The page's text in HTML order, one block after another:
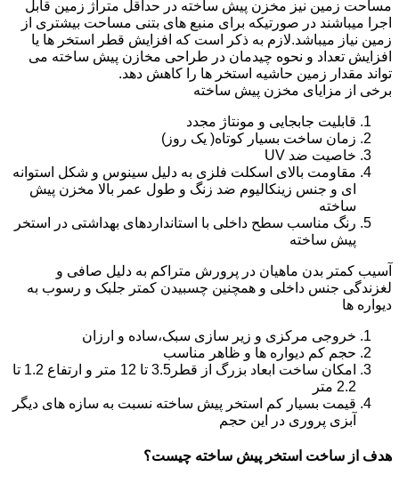
مساحت زمین نیز مخزن پیش ساخته در حداقل متراژ زمین قابل
اجرا میباشند در صورتیکه برای منبع های بتنی مساحت بیشتری از
زمین نیاز میباشد.لازم به ذکر است که افزایش قطر استخر ها یا
افزایش تعداد و نحوه چیدمان در طراحی مخازن پیش ساخته می
تواند مقدار زمین حاشیه استخر ها را کاهش دهد.
برخی از مزایای مخزن پیش ساخته
قابلیت جابجایی و مونتاژ مجدد
زمان ساخت بسیار کوتاه( یک روز)
خاصیت ضد UV
مقاومت بالای اسکلت فلزی به دلیل سینوس و شکل استوانه
ای و جنس زینکالیوم ضد زنگ و طول عمر بالا مخزن پیش
ساخته
رنگ مناسب سطح داخلی با استانداردهای بهداشتی در استخر
پیش ساخته
آسیب کمتر بدن ماهیان در پرورش متراکم به دلیل صافی و
لغزندگی جنس داخلی و همچنین چسبیدن کمتر جلبک و رسوب به
دیواره ها
خروجی مرکزی و زیر سازی سبک،ساده و ارزان
حجم کم دیواره ها و ظاهر مناسب
امکان ساخت ابعاد بزرگ از قطر3.5 تا 12 متر و ارتفاع 1.2 تا
2.2 متر
قیمت بسیار کم استخر پیش ساخته نسبت به سازه های دیگر
آبزی پروری در این حجم
هدف از ساخت استخر پیش ساخته چیست؟